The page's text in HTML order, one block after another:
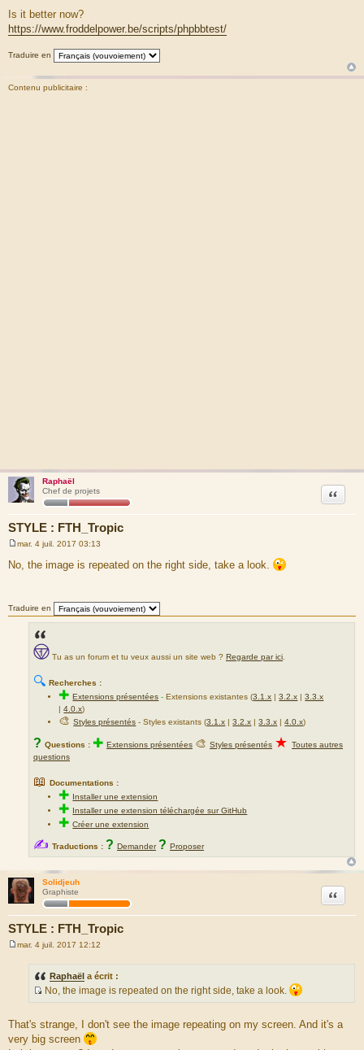
u
r
d
u
Is it better now?
https://www.froddelpower.be/scripts/phpbbtest/
Traduire en
Contenu publicitaire :
Raphaël
Chef de projets
STYLE : FTH_Tropic
Citation
s
e
mar. 4 juil. 2017 03:13
No, the image is repeated on the right side, take a look.
Traduire en
Tu as un forum et tu veux aussi un site web ? Regarde par ici
🔍 Recherches :
✚Extensions présentées -Extensions existantes (3.1.x |3.2.x |3.3.x
|4.0.x)
🎨Styles présentés - Styles existants (3.1.x |3.2.x |3.3.x |4.0.x)
? Questions : ✚ Extensions présentées 🎨 Styles présentés ★ Toutes autres
questions
📖 Documentations :
✚ Installer une extension
✚ Installer une extension téléchargée sur GitHub
✚Créer une extension
✍ Traductions : ? Demander ? Proposer
Solidjeuh
Graphiste
STYLE : FTH_Tropic
Citation
mar. 4 juil. 2017 12:12
Raphaël a écrit :
u
r
No, the image is repeated on the right side, take a look.
That's strange, I don't see the image repeating on my screen. And it's a
very big screen